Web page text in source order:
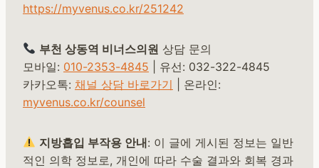
https://myvenus.co.kr/251242
부천 상동역 비너스의원 상담 문의
모바일: 010-2353-4845 | 유선: 032-322-4845
카카오톡: 채널 상담 바로가기 | 온라인:
myvenus.co.kr/counsel
지방흡입 부작용 안내: 이 글에 게시된 정보는 일반
적인 의학 정보로, 개인에 따라 수술 결과와 회복 경과